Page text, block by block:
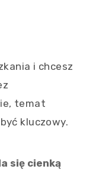
i chcesz
temat
kluczowy.
się cienką